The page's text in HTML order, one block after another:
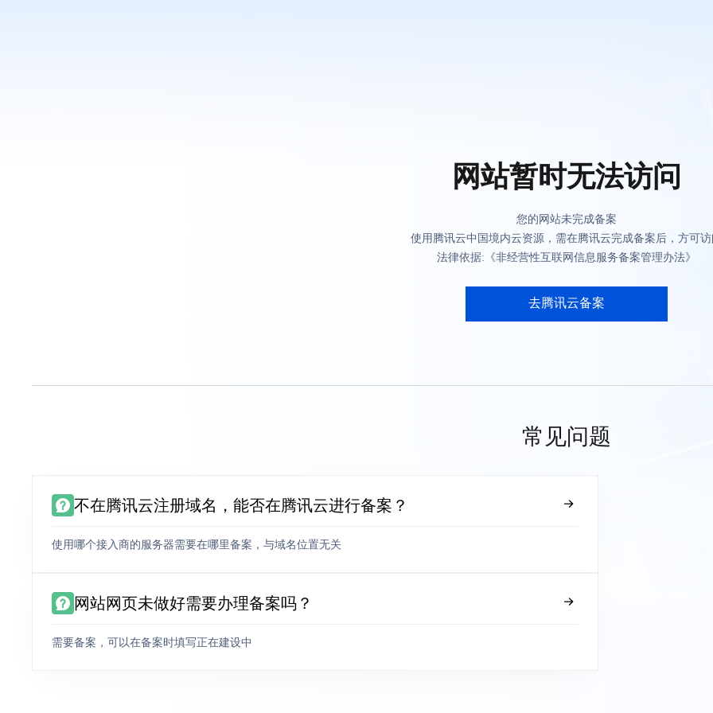
网站暂时无法访问
您的网站未完成备案
使用腾讯云中国境内云资源，需在腾讯云完成备案后，方可
法律依据:《非经营性互联网信息服务备案管理办法》
去腾讯云备案
常见问题
不在腾讯云注册域名，能否在腾讯云进行备案？
使用哪个接入商的服务器需要在哪里备案，与域名位置无关
网站网页未做好需要办理备案吗？
需要备案，可以在备案时填写正在建设中